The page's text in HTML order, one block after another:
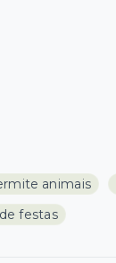
animais
festas